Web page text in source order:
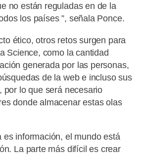
no están reguladas en de la
los países ”, señala Ponce.
ético, otros retos surgen para
Science, como la cantidad
generada por las personas,
de la web e incluso sus
por lo que será necesario
donde almacenar estas olas
es información, el mundo está
La parte más difícil es crear